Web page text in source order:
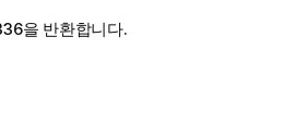
을 반환합니다.